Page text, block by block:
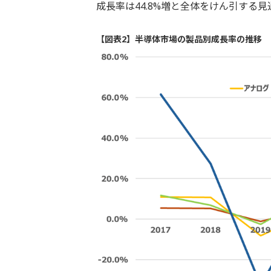
成長率は44.8%増と全体をけん引する見
【図表2】半導体市場の製品別成長率の推移